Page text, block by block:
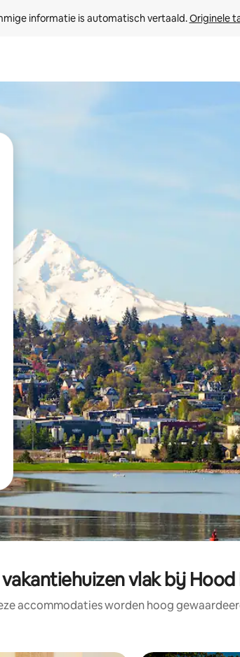
informatie is automatisch vertaald. Originele
met je de pijltjestoetsen omhoog en omlaag,
vlak bij
accommodaties worden hoog